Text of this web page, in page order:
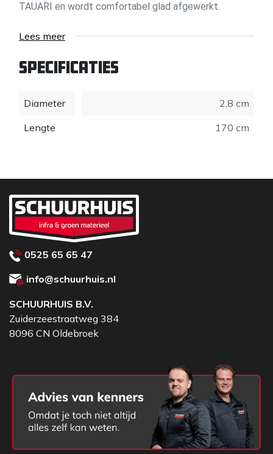
TAUARI en wordt comfortabel glad afgewerkt.
Lees meer
Specificaties
Diameter
2,8 cm
Lengte
170 cm
0525 65 65 47
info@schuurhuis.nl
SCHUURHUIS B.V.
Zuiderzeestraatweg 384
8096 CN Oldebroek